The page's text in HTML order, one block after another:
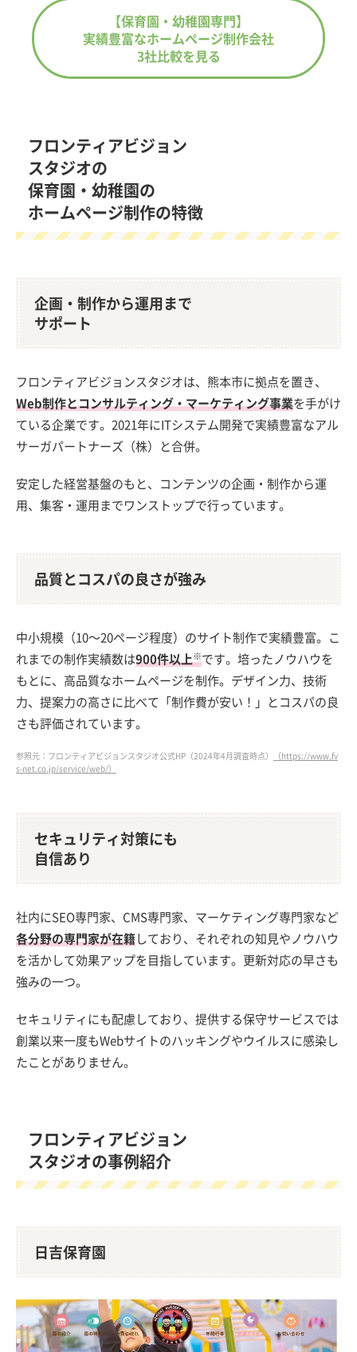
【保育園・幼稚園専門】
実績豊富なホームページ制作会社
3社比較を見る
フロンティアビジョン
スタジオの
保育園・幼稚園の
ホームページ制作の特徴
企画・制作から運用まで
サポート
フロンティアビジョンスタジオは、熊本市に拠点を置き、
Web制作とコンサルティング・マーケティング事業を手がけ
ている企業です。2021年にITシステム開発で実績豊富なアル
サーガパートナーズ（株）と合併。
安定した経営基盤のもと、コンテンツの企画・制作から運
用、集客・運用までワンストップで行っています。
品質とコスパの良さが強み
中小規模（10～20ページ程度）のサイト制作で実績豊富。こ
れまでの制作実績数は900件以上※です。培ったノウハウを
もとに、高品質なホームページを制作。デザイン力、技術
力、提案力の高さに比べて「制作費が安い！」とコスパの良
さも評価されています。
参照元：フロンティアビジョンスタジオ公式HP（2024年4月調査時点）
（https://www.fv
s-net.co.jp/service/web/）
セキュリティ対策にも
自信あり
社内にSEO専門家、CMS専門家、マーケティング専門家など
各分野の専門家が在籍しており、それぞれの知見やノウハウ
を活かして効果アップを目指しています。更新対応の早さも
強みの一つ。
セキュリティにも配慮しており、提供する保守サービスでは
創業以来一度もWebサイトのハッキングやウイルスに感染し
たことがありません。
フロンティアビジョン
スタジオの事例紹介
日吉保育園